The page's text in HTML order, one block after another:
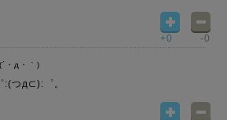
+0 -0
(´・д・｀)
:(つд⊂):゜。